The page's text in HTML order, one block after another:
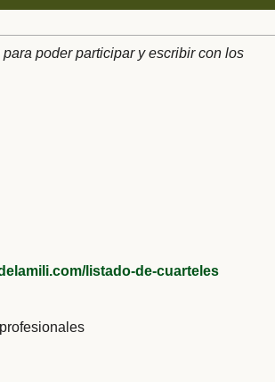
poder participar y escribir con los
listado-de-cuarteles